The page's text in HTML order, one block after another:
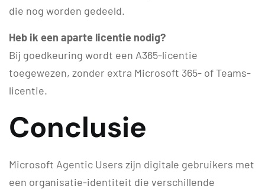
die nog worden gedeeld.
Heb ik een aparte licentie nodig?
Bij goedkeuring wordt een A365-licentie
toegewezen, zonder extra Microsoft 365- of Teams-
licentie.
Conclusie
Microsoft Agentic Users zijn digitale gebruikers met
een organisatie-identiteit die verschillende